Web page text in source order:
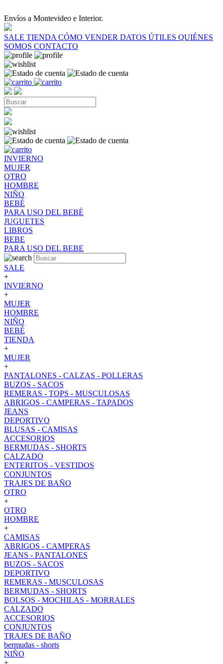
Envíos a Montevideo e Interior.
SALE TIENDA CÓMO VENDER DATOS ÚTILES QUIÉNES
SOMOS CONTACTO
INVIERNO
MUJER
OTRO
HOMBRE
NIÑO
BEBÉ
PARA USO DEL BEBÉ
JUGUETES
LIBROS
BEBE
PARA USO DEL BEBE
SALE
+
INVIERNO
+
MUJER
HOMBRE
NIÑO
BEBÉ
TIENDA
+
MUJER
+
PANTALONES - CALZAS - POLLERAS
BUZOS - SACOS
REMERAS - TOPS - MUSCULOSAS
ABRIGOS - CAMPERAS - TAPADOS
JEANS
DEPORTIVO
BLUSAS - CAMISAS
ACCESORIOS
BERMUDAS - SHORTS
CALZADO
ENTERITOS - VESTIDOS
CONJUNTOS
TRAJES DE BAÑO
OTRO
+
OTRO
HOMBRE
+
CAMISAS
ABRIGOS - CAMPERAS
JEANS - PANTALONES
BUZOS - SACOS
DEPORTIVO
REMERAS - MUSCULOSAS
BERMUDAS - SHORTS
BOLSOS - MOCHILAS - MORRALES
CALZADO
ACCESORIOS
CONJUNTOS
TRAJES DE BAÑO
bermudas - shorts
NIÑO